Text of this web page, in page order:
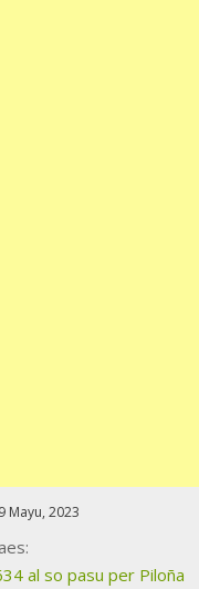
Mayu, 2023
al so pasu per Piloña